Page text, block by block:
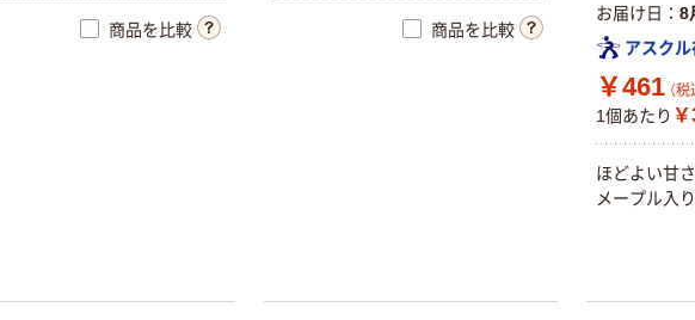
商品を比較 商品を比較
お届け日
8
アスク
￥461 （税
1個あたり
ほどよい甘
メープル入